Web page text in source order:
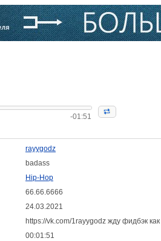
-01:51
rayygodz
badass
Hip-Hop
66.66.6666
24.03.2021
https://vk.com/1rayygodz жду фидбэк как
00:01:51